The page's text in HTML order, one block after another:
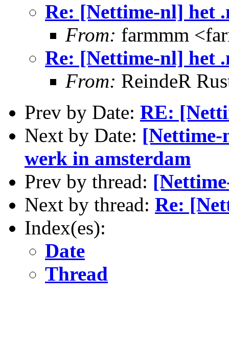
Re: [Nettime-nl] het
From: farmmm
Re: [Nettime-nl] het
From: ReindeR
Prev by Date: RE:
Next by Date: [Nettime-
werk in amsterdam
Prev by thread:
Next by thread: Re:
Index(es):
Date
Thread